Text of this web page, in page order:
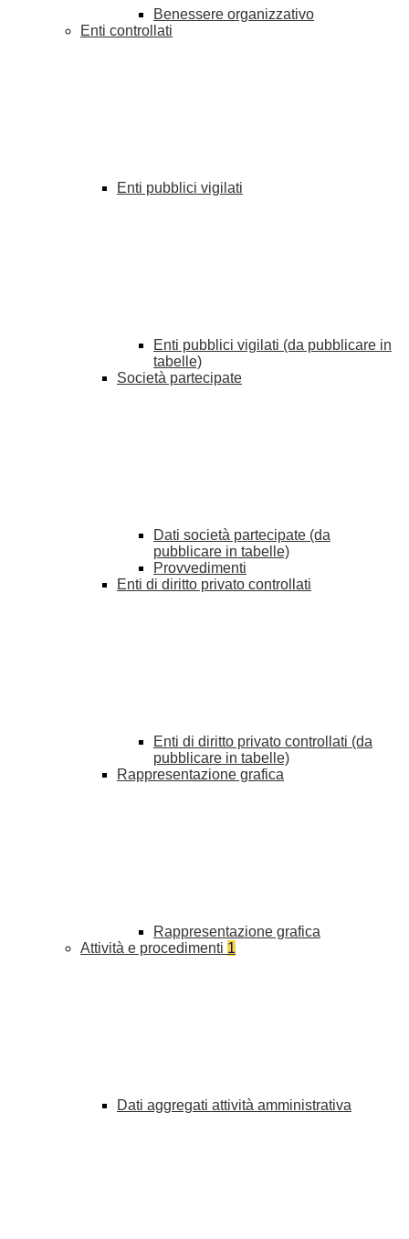
Benessere organizzativo
Enti controllati
Enti pubblici vigilati
Enti pubblici vigilati (da pubblicare in
tabelle)
Società partecipate
Dati società partecipate (da
pubblicare in tabelle)
Provvedimenti
Enti di diritto privato controllati
Enti di diritto privato controllati (da
pubblicare in tabelle)
Rappresentazione grafica
Rappresentazione grafica
Attività e procedimenti 1
Dati aggregati attività amministrativa